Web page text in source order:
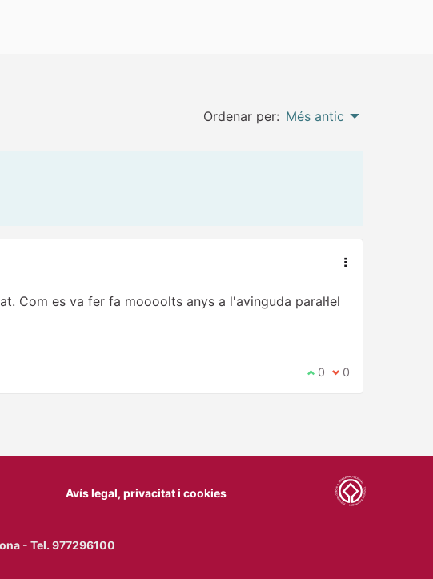
Ordenar per: Més antic
Com es va fer fa moooolts anys a l'avinguda paral·lel
Estic d'acord amb
0 No estic d'acord
0
Avís legal, privacitat i cookies
- Tel. 977296100